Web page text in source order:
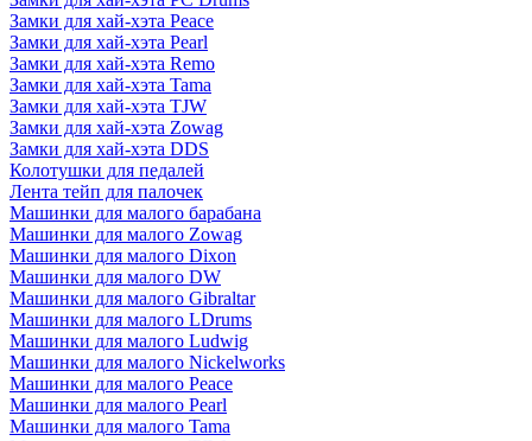
Замки для хай-хэта Peace
Замки для хай-хэта Pearl
Замки для хай-хэта Remo
Замки для хай-хэта Tama
Замки для хай-хэта TJW
Замки для хай-хэта Zowag
Замки для хай-хэта DDS
Колотушки для педалей
Лента тейп для палочек
Машинки для малого барабана
Машинки для малого Zowag
Машинки для малого Dixon
Машинки для малого DW
Машинки для малого Gibraltar
Машинки для малого LDrums
Машинки для малого Ludwig
Машинки для малого Nickelworks
Машинки для малого Peace
Машинки для малого Pearl
Машинки для малого Tama